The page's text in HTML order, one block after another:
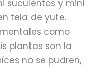
suculentos y mini
tela de yute.
como
plantas son la
no se pudren,